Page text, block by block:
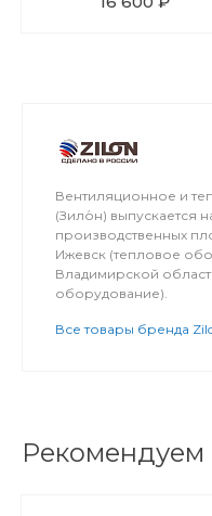
Вентиляционное и
(Зило́н) выпускается
производственных
Ижевск (тепловое
Владимирской
оборудование).
Все товары бренда
Рекомендуем